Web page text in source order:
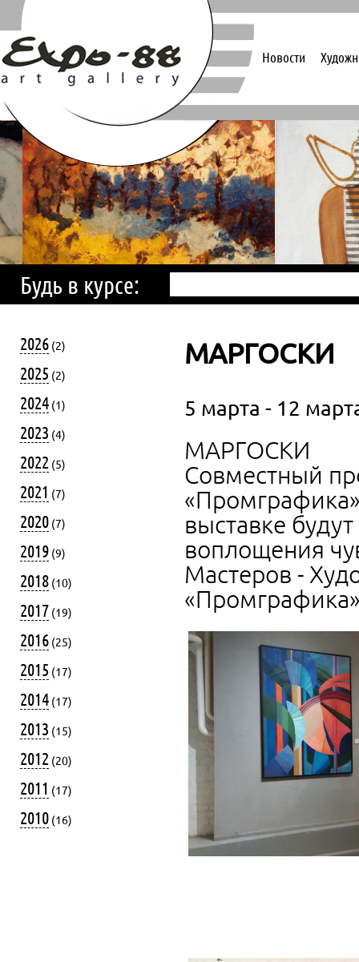
Новости
Будь в курсе:
2026 (2)
2025 (2)
2024 (1)
2023 (4)
2022 (5)
2021 (7)
2020 (7)
2019 (9)
2018 (10)
2017 (19)
2016 (25)
2015 (17)
2014 (17)
2013 (15)
2012 (20)
2011 (17)
2010 (16)
МАРГОСКИ
5 марта - 12
МАРГОСКИ
Совместный
выставке
воплощения
Мастеров -